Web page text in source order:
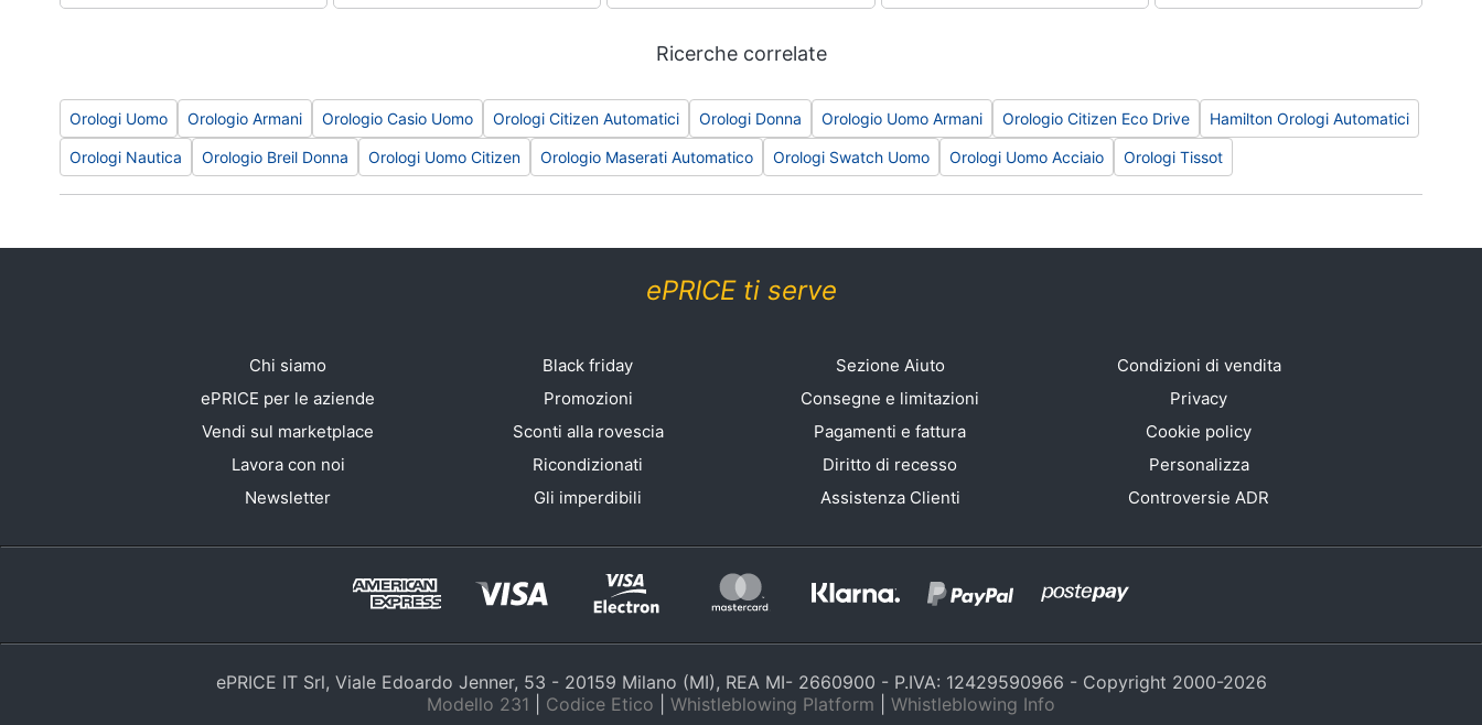
Ricerche correlate
Orologi Uomo Orologio Armani Orologio Casio Uomo Orologi Citizen Automatici Orologi Donna Orologio Uomo Armani Orologio Citizen Eco Drive Hamilton Orologi Automatici
Orologi Nautica Orologio Breil Donna Orologi Uomo Citizen Orologio Maserati Automatico Orologi Swatch Uomo Orologi Uomo Acciaio Orologi Tissot
ePRICE ti serve
Chi siamo
ePRICE per le aziende
Vendi sul marketplace
Lavora con noi
Newsletter
Black friday
Promozioni
Sconti alla rovescia
Ricondizionati
Gli imperdibili
Sezione Aiuto
Consegne e limitazioni
Pagamenti e fattura
Diritto di recesso
Assistenza Clienti
Condizioni di vendita
Privacy
Cookie policy
Personalizza
Controversie ADR
ePRICE IT Srl, Viale Edoardo Jenner, 53 - 20159 Milano (MI), REA MI- 2660900 - P.IVA: 12429590966 - Copyright 2000-2026
Modello 231
Codice Etico Whistleblowing Platform Whistleblowing Info